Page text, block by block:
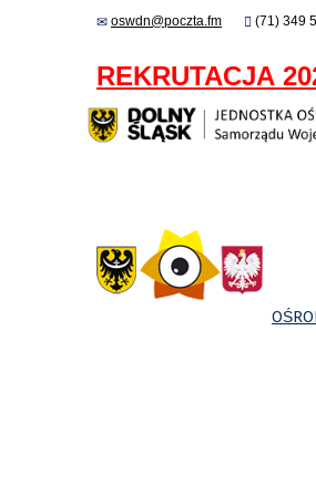
oswdn@poczta.fm (71) 349
REKRUTACJA